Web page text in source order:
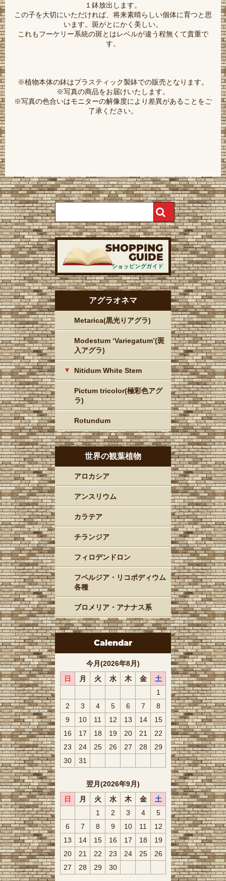
１鉢放出します。
この子を大切にいただければ、将来素晴らしい個体に育つと思
います。斑がとにかく美しい。
これもフーケリー系統の斑とはレベルが違う程無くて貴重で
す。
※植物本体の鉢はプラスティック製鉢での販売となります。
※写真の商品をお届けいたします。
※写真の色合いはモニターの解像度により差異があることをご
了承ください。
アグラオネマ
Metarica(黒光りアグラ)
Modestum ‘Variegatum’(斑
入アグラ)
Nitidum White Stem
Pictum tricolor(極彩色アグ
ラ)
Rotundum
世界の観葉植物
アロカシア
アンスリウム
カラテア
チランジア
フィロデンドロン
フペルジア・リコポディウム
各種
ブロメリア・アナナス系
Calendar
今月(2026年8月)
日
月 火 水 木 金
土
1
2
3 4 5 6 7
8
9
10 11 12 13 14
15
16
17 18 19 20 21
22
23
24 25 26 27 28
29
30
31
翌月(2026年9月)
日
月 火 水 木 金
土
1
2 3 4
5
6
7 8 9 10 11
12
13
14 15 16 17 18
19
20
21 22 23 24 25
26
27
28 29 30